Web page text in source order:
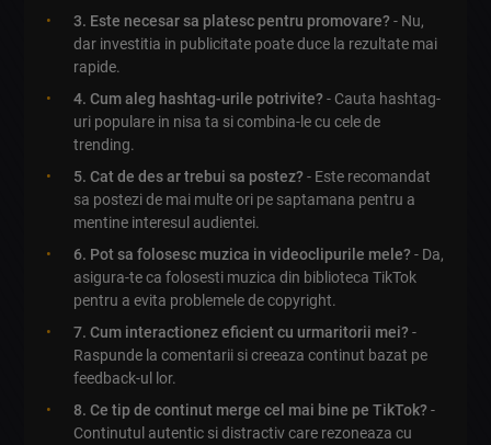
3. Este necesar sa platesc pentru promovare?- Nu,
dar investitia in publicitate poate duce la rezultate mai
rapide.
4. Cum aleg hashtag-urile potrivite?- Cauta hashtag-
uri populare in nisa ta si combina-le cu cele de
trending.
5. Cat de des ar trebui sa postez?- Este recomandat
sa postezi de mai multe ori pe saptamana pentru a
mentine interesul audientei.
6. Pot sa folosesc muzica in videoclipurile mele?- Da,
asigura-te ca folosesti muzica din biblioteca TikTok
pentru a evita problemele de copyright.
7. Cum interactionez eficient cu urmaritorii mei?-
Raspunde la comentarii si creeaza continut bazat pe
feedback-ul lor.
8. Ce tip de continut merge cel mai bine pe TikTok?-
Continutul autentic si distractiv care rezoneaza cu